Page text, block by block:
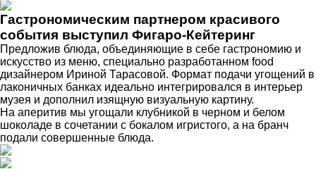
Гастрономическим партнером красивого
события выступил Фигаро-Кейтеринг
Предложив блюда, объединяющие в себе гастрономию и
искусство из меню, специально разработанном food
дизайнером Ириной Тарасовой. Формат подачи угощений в
лаконичных банках идеально интегрировался в интерьер
музея и дополнил изящную визуальную картину.
На аперитив мы угощали клубникой в ​​черном и белом
шоколаде в сочетании с бокалом игристого, а на бранч
подали совершенные блюда.